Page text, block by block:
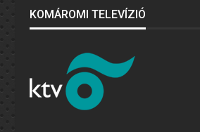
KOMÁROMI TELEVÍZIÓ